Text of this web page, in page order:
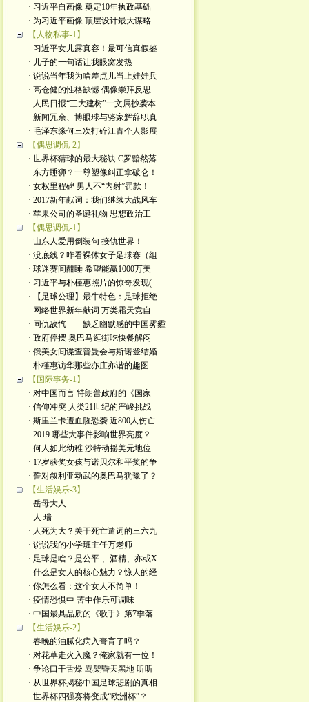
· 习近平自画像 奠定10年执政基础
· 为习近平画像 顶层设计最大谋略
【人物私事-1】
· 习近平女儿露真容！最可信真假鉴
· 儿子的一句话让我眼窝发热
· 说说当年我为啥差点儿当上娃娃兵
· 高仓健的性格缺憾 偶像崇拜反思
· 人民日报“三大建树”一文属抄袭本
· 新闻冗余、博眼球与骆家辉辞职真
· 毛泽东缘何三次打碎江青个人影展
【偶思调侃-2】
· 世界杯猜球的最大秘诀 C罗黯然落
· 东方睡狮？一尊塑像纠正拿破仑！
· 女权里程碑 男人不“内射”罚款！
· 2017新年献词：我们继续大战风车
· 苹果公司的圣诞礼物 思想政治工
【偶思调侃-1】
· 山东人爱用倒装句 接轨世界！
· 没底线？咋看裸体女子足球赛（组
· 球迷赛间酣睡 希望能赢1000万美
· 习近平与朴槿惠照片的惊奇发现(
· 【足球公理】最牛特色：足球拒绝
· 网络世界新年献词 万类霜天竞自
· 同仇敌忾——缺乏幽默感的中国雾霾
· 政府停摆 奥巴马逛街吃快餐解闷
· 俄美女间谍查普曼会与斯诺登结婚
· 朴槿惠访华那些亦庄亦谐的趣图
【国际事务-1】
· 对中国而言 特朗普政府的《国家
· 信仰冲突 人类21世纪的严峻挑战
· 斯里兰卡遭血腥恐袭 近800人伤亡
· 2019 哪些大事件影响世界亮度？
· 何人如此幼稚 沙特动摇美元地位
· 17岁获奖女孩与诺贝尔和平奖的争
· 誓对叙利亚动武的奥巴马犹豫了？
【生活娱乐-3】
· 岳母大人
· 人 瑞
· 人死为大？关于死亡遣词的三六九
· 说说我的小学班主任万老师
· 足球是啥？是公平 、酒精、亦或X
· 什么是女人的核心魅力？惊人的经
· 你怎么看：这个女人不简单！
· 疫情恐惧中 苦中作乐可调味
· 中国最具品质的《歌手》第7季落
【生活娱乐-2】
· 春晚的油腻化病入膏肓了吗？
· 对花草走火入魔？俺家就有一位！
· 争论口干舌燥 骂架昏天黑地 听听
· 从世界杯揭秘中国足球悲剧的真相
· 世界杯四强赛将变成“欧洲杯”？